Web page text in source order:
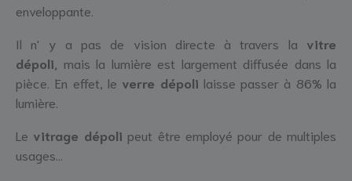
enveloppante.
Il n' y a pas de vision directe à travers la vitre
dépoli,
mais la lumière est largement diffusée dans la
pièce. En effet, le verre dépoli laisse passer à 86% la
lumière.
Le vitrage dépoli peut être employé pour de multiples
usages...